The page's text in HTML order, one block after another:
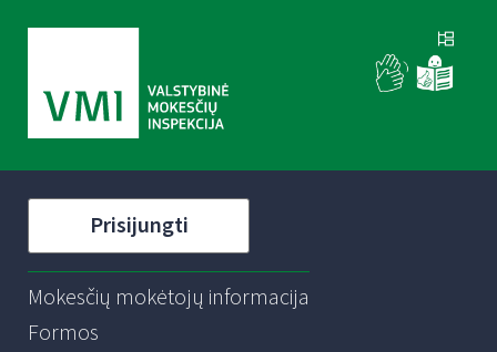
Prisijungti
Mokesčių mokėtojų informacija
Formos